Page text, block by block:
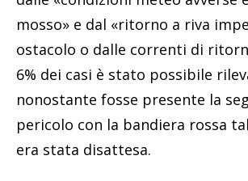
mosso» e dal «ritorno a riva
ostacolo o dalle correnti di
6% dei casi è stato possibile
nonostante fosse presente la
pericolo con la bandiera rossa
era stata disattesa.